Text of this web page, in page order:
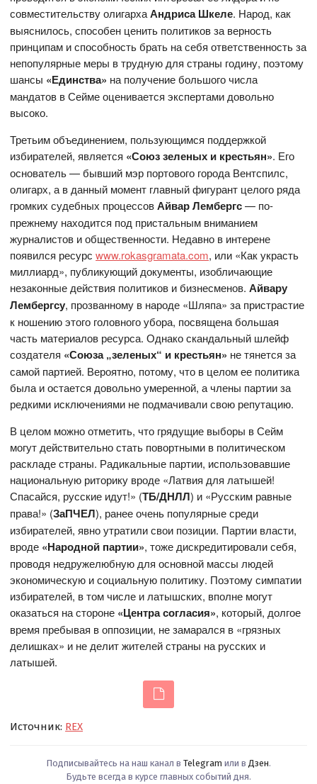
совместительству олигархаАндриса Шкеле. Народ, как
выяснилось, способен ценить политиков за верность
принципам и способность брать на себя ответственность за
непопулярные меры в трудную для страны годину, поэтому
шансы «Единства» на получение большого числа
мандатов в Сейме оценивается экспертами довольно
высоко.
Третьим объединением, пользующимся поддержкой
избирателей, является «Союз зеленых и крестьян». Его
основатель — бывший мэр портового города Вентспилс,
олигарх, а в данный момент главный фигурант целого ряда
громких судебных процессовАйвар Лембергс— по-
прежнему находится под пристальным вниманием
журналистов и общественности. Недавно в интерене
появился ресурсwww.rokasgramata.com, или «Как украсть
миллиард», публикующий документы, изобличающие
незаконные действия политиков и бизнесменов.Айвару
Лембергсу, прозванному в народе «Шляпа» за пристрастие
к ношению этого головного убора, посвящена большая
часть материалов ресурса. Однако скандальный шлейф
создателя «Союза „зеленых“ и крестьян» не тянется за
самой партией. Вероятно, потому, что в целом ее политика
была и остается довольно умеренной, а члены партии за
редкими исключениями не подмачивали свою репутацию.
В целом можно отметить, что грядущие выборы в Сейм
могут действительно стать повортными в политическом
раскладе страны. Радикальные партии, использовавшие
национальную риторику вроде «Латвия для латышей!
Спасайся, русские идут!» (ТБ/ДНЛЛ) и «Русским равные
права!» (ЗаПЧЕЛ), ранее очень популярные среди
избирателей, явно утратили свои позиции. Партии власти,
вроде «Народной партии», тоже дискредитировали себя,
проводя недружелюбную для основной массы людей
экономическую и социальную политику. Поэтому симпатии
избирателей, в том числе и латышских, вполне могут
оказаться на стороне «Центра согласия», который, долгое
время пребывая в оппозиции, не замарался в «грязных
делишках» и не делит жителей страны на русских и
латышей.
Источник: REX
Подписывайтесь на наш канал в Telegram или в Дзен.
Будьте всегда в курсе главных событий дня.